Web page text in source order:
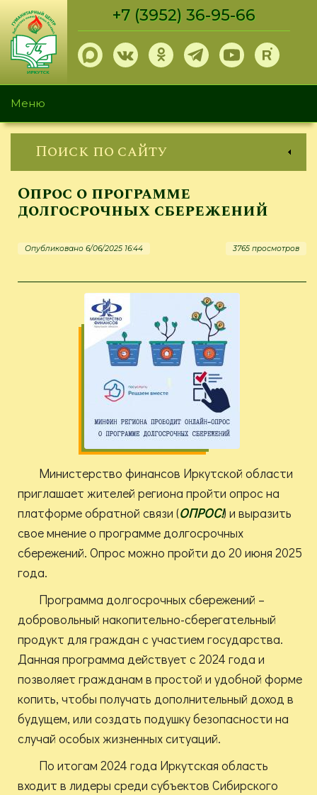
Перейти
основному
содержанию
+7 (3952) 36-95-66
Меню
Поиск по сайту
Опрос о программе
долгосрочных сбережений
Опубликовано 6/06/2025 16:44 3765 просмотров
Министерство финансов Иркутской области
приглашает жителей региона пройти опрос на
платформе обратной связи (ОПРОС!) и выразить
свое мнение о программе долгосрочных
сбережений. Опрос можно пройти до 20 июня 2025
года.
Программа долгосрочных сбережений –
добровольный накопительно-сберегательный
продукт для граждан с участием государства.
Данная программа действует с 2024 года и
позволяет гражданам в простой и удобной форме
копить, чтобы получать дополнительный доход в
будущем, или создать подушку безопасности на
случай особых жизненных ситуаций.
По итогам 2024 года Иркутская область
входит в лидеры среди субъектов Сибирского